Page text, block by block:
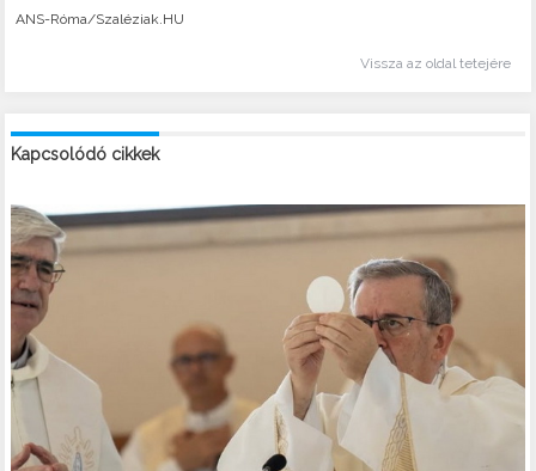
ANS-Róma/Szaléziak.HU
Vissza az oldal tetejére
Kapcsolódó cikkek